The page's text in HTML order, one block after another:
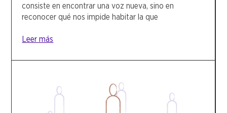
consiste en encontrar una voz nueva, sino en
reconocer qué nos impide habitar la que
Leer más